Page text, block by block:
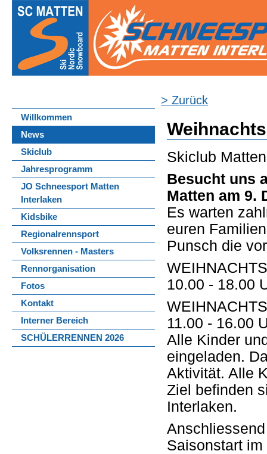
Willkommen
News
Skiclub
Jahresprogramm
JO Schneesport Matten
Interlaken
Kidsbike
Regionalrennsport
Volksrennen - Masters
Rennorganisation
Fotos
Kontakt
Interner Bereich
SCHÜLERRENNEN 2026
> Zurück
Skiclub Matten
Besucht uns
Matten am 9.
Es warten
euren
Punsch die
10.00 - 18.00
11.00 - 16.00
Alle Kinder
eingeladen.
Aktivität. Alle
Ziel befinden
Interlaken.
Saisonstart